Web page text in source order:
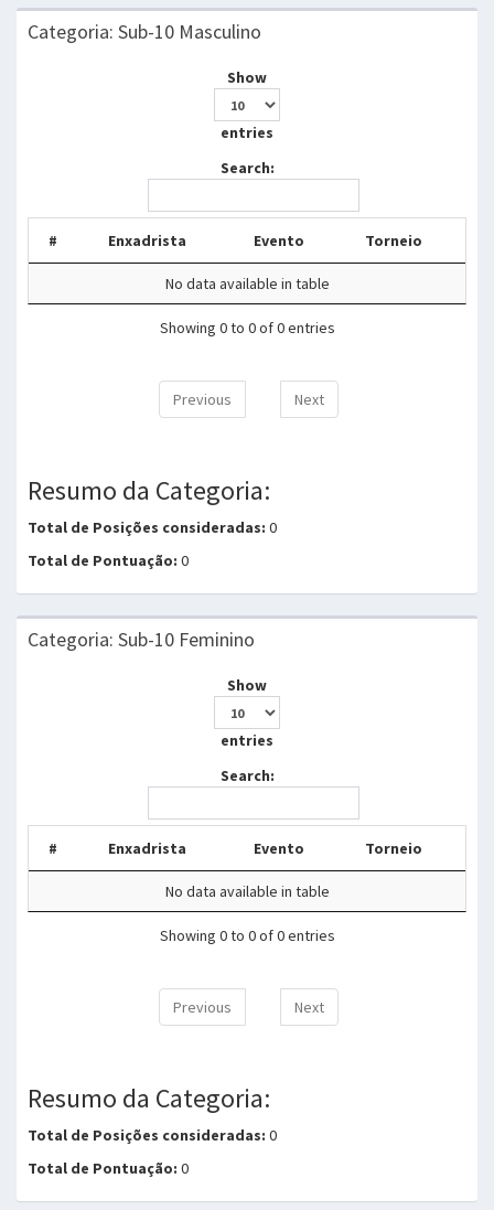
Categoria: Sub-10 Masculino
Show
entries
Search:
# Enxadrista Evento Torneio
No data available in table
Showing 0 to 0 of 0 entries
Previous Next
Resumo da Categoria:
Total de Posições consideradas: 0
Total de Pontuação: 0
Categoria: Sub-10 Feminino
Show
entries
Search:
# Enxadrista Evento Torneio
No data available in table
Showing 0 to 0 of 0 entries
Previous Next
Resumo da Categoria:
Total de Posições consideradas: 0
Total de Pontuação: 0